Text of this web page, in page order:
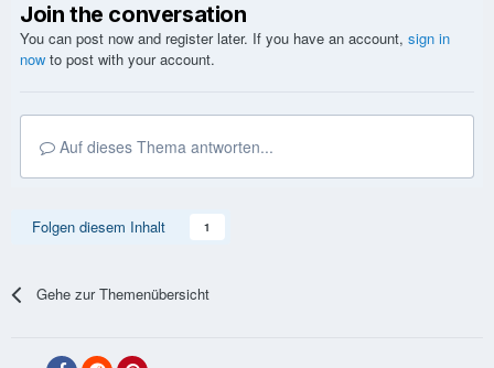
Join the conversation
You can post now and register later. If you have an account, sign in
now to post with your account.
Auf dieses Thema antworten...
Folgen diesem Inhalt 1
Gehe zur Themenübersicht